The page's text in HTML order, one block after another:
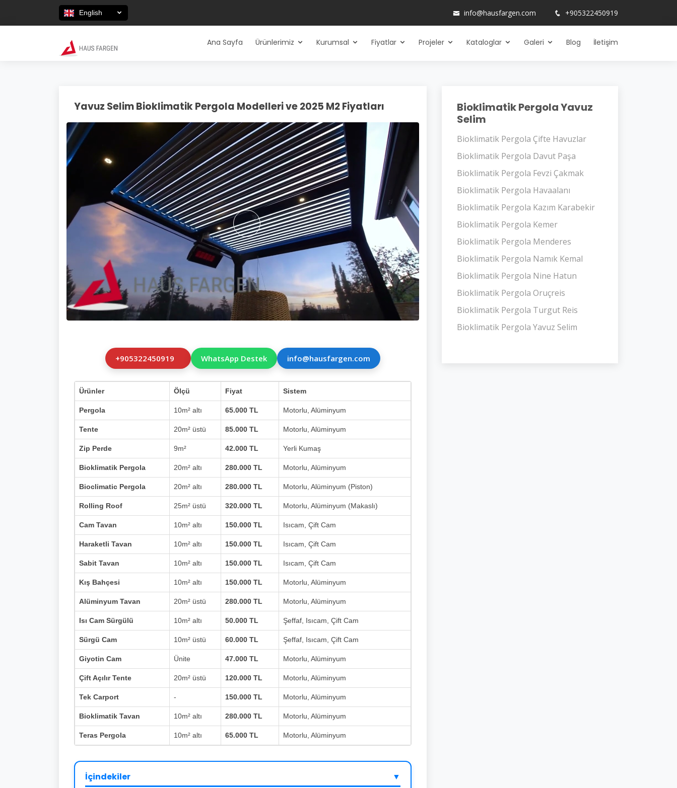
English info@hausfargen.com +905322450919
Ana Sayfa Ürünlerimiz Kurumsal Fiyatlar Projeler Kataloglar Galeri Blog İletişim
Yavuz Selim Bioklimatik Pergola Modelleri ve 2025 M2 Fiyatları
+905322450919 WhatsApp Destek info@hausfargen.com
Ürünler Ölçü Fiyat Sistem
Pergola 10m² altı 65.000 TL Motorlu, Alüminyum
Tente 20m² üstü 85.000 TL Motorlu, Alüminyum
Zip Perde 9m² 42.000 TL Yerli Kumaş
Bioklimatik Pergola 20m² altı 280.000 TL Motorlu, Alüminyum
Bioclimatic Pergola 20m² altı 280.000 TL Motorlu, Alüminyum (Piston)
Rolling Roof 25m² üstü 320.000 TL Motorlu, Alüminyum (Makaslı)
Cam Tavan 10m² altı 150.000 TL Isıcam, Çift Cam
Haraketli Tavan 10m² altı 150.000 TL Isıcam, Çift Cam
Sabit Tavan 10m² altı 150.000 TL Isıcam, Çift Cam
Kış Bahçesi 10m² altı 150.000 TL Motorlu, Alüminyum
Alüminyum Tavan 20m² üstü 280.000 TL Motorlu, Alüminyum
Isı Cam Sürgülü 10m² altı 50.000 TL Şeffaf, Isıcam, Çift Cam
Sürgü Cam 10m² üstü 60.000 TL Şeffaf, Isıcam, Çift Cam
Giyotin Cam Ünite 47.000 TL Motorlu, Alüminyum
Çift Açılır Tente 20m² üstü 120.000 TL Motorlu, Alüminyum
Tek Carport - 150.000 TL Motorlu, Alüminyum
Bioklimatik Tavan 10m² altı 280.000 TL Motorlu, Alüminyum
Teras Pergola 10m² altı 65.000 TL Motorlu, Alüminyum
İçindekiler ▼
Bioklimatik Pergola Yavuz
Selim
Bioklimatik Pergola Çifte Havuzlar
Bioklimatik Pergola Davut Paşa
Bioklimatik Pergola Fevzi Çakmak
Bioklimatik Pergola Havaalanı
Bioklimatik Pergola Kazım Karabekir
Bioklimatik Pergola Kemer
Bioklimatik Pergola Menderes
Bioklimatik Pergola Namık Kemal
Bioklimatik Pergola Nine Hatun
Bioklimatik Pergola Oruçreis
Bioklimatik Pergola Turgut Reis
Bioklimatik Pergola Yavuz Selim